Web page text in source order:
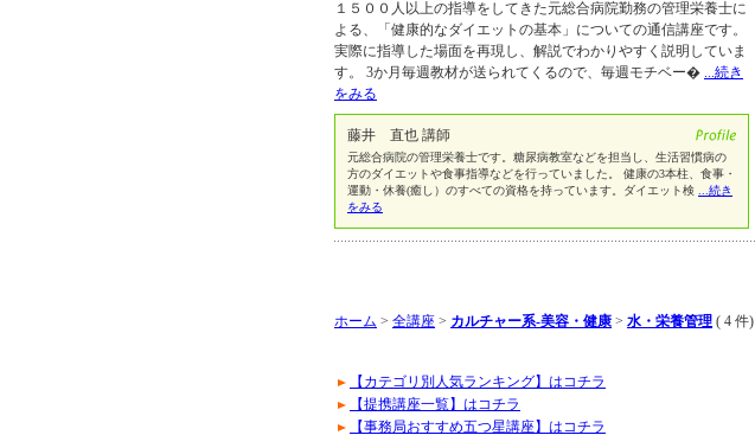
１５００人以上の指導をしてきた元総合病院勤務の管理栄養士に
よる、「健康的なダイエットの基本」についての通信講座です。
実際に指導した場面を再現し、解説でわかりやすく説明していま
す。 3か月毎週教材が送られてくるので、毎週モチベー� ...続き
をみる
藤井 直也 講師
元総合病院の管理栄養士です。糖尿病教室などを担当し、生活習慣病の
方のダイエットや食事指導などを行っていました。 健康の3本柱、食事・
運動・休養(癒し）のすべての資格を持っています。ダイエット検
...続き
をみる
ホーム > 全講座 > カルチャー系-美容・健康 > 水・栄養管理 ( 4 件)
【カテゴリ別人気ランキング】はコチラ
【提携講座一覧】はコチラ
【事務局おすすめ五つ星講座】はコチラ